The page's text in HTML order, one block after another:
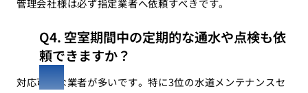
管理会社様は必ず指定業者へ依頼すべきです。
Q4. 空室期間中の定期的な通水や点検も依
頼できますか？
対応可能な業者が多いです。特に3位の水道メンテナンスセ